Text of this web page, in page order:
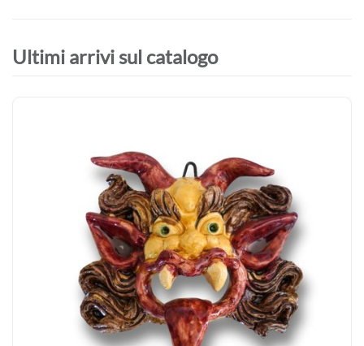
Ultimi arrivi sul catalogo